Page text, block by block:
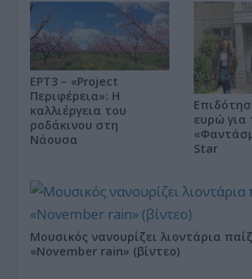
ΕΡΤ3 – «Project
Περιφέρεια»: Η
καλλιέργεια του
ροδάκινου στη
Νάουσα
ευρώ για
Star
Μουσικός νανουρίζει λιοντάρια
«November rain» (βίντεο)